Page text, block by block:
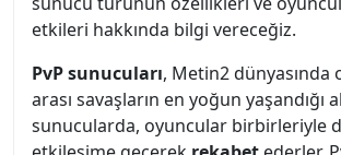
etkileri hakkında bilgi vereceğiz.
PvP sunucuları, Metin2 dünyasında
arası savaşların en yoğun yaşandığı
sunucularda, oyuncular birbirleriyle